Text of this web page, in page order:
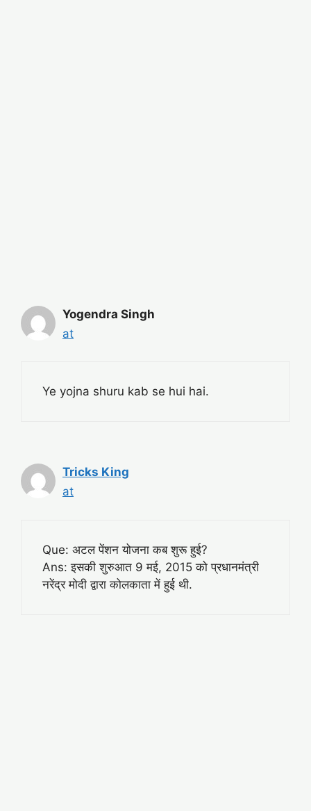
Yogendra Singh
at
Ye yojna shuru kab se hui hai.
Tricks King
at
Que: अटल पेंशन योजना कब शुरू हुई?
Ans: इसकी शुरुआत 9 मई, 2015 को प्रधानमंत्री
नरेंद्र मोदी द्वारा कोलकाता में हुई थी.